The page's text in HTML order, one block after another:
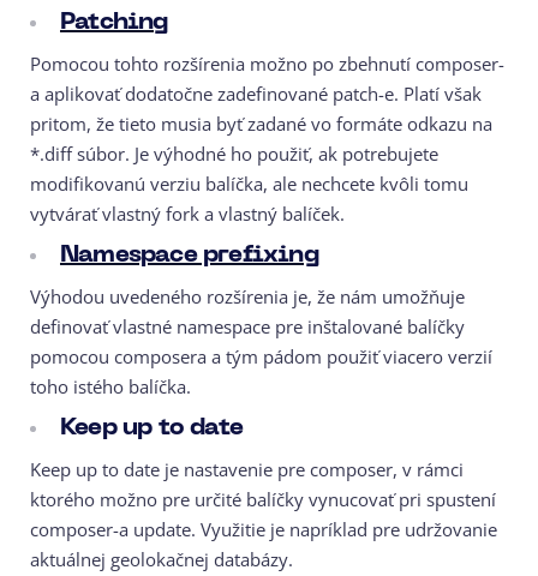
Patching
Pomocou tohto rozšírenia možno po zbehnutí composer-
a aplikovať dodatočne zadefinované patch-e. Platí však
pritom, že tieto musia byť zadané vo formáte odkazu na
*.diff súbor. Je výhodné ho použiť, ak potrebujete
modifikovanú verziu balíčka, ale nechcete kvôli tomu
vytvárať vlastný fork a vlastný balíček.
Namespace prefixing
Výhodou uvedeného rozšírenia je, že nám umožňuje
definovať vlastné namespace pre inštalované balíčky
pomocou composera a tým pádom použiť viacero verzií
toho istého balíčka.
Keep up to date
Keep up to date je nastavenie pre composer, v rámci
ktorého možno pre určité balíčky vynucovať pri spustení
composer-a update. Využitie je napríklad pre udržovanie
aktuálnej geolokačnej databázy.